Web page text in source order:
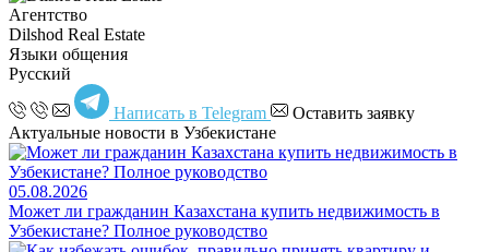
Агентство
Dilshod Real Estate
Языки общения
Русский
Написать в Telegram
Оставить заявку
Актуальные новости в Узбекистане
05.08.2026
Может ли гражданин Казахстана купить недвижимость в
Узбекистане? Полное руководство